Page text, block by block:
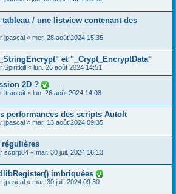
tableau / une listview contenant des
jpascal « mer. 28 août 2024 15:35
et "_Crypt_EncryptData"
Spiritkill « lun. 26 août 2024 14:51
2D ?
ltrautoit « lun. 26 août 2024 14:08
performances des scripts AutoIt
jpascal « mar. 13 août 2024 09:35
régulières
scorp84 « mar. 30 juil. 2024 16:13
imbriquées
jpascal « mar. 30 juil. 2024 09:30